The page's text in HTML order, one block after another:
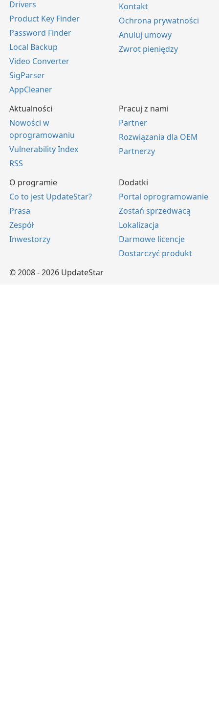
Drivers
Product Key Finder
Password Finder
Local Backup
Video Converter
SigParser
AppCleaner
Kontakt
Ochrona prywatności
Anuluj umowy
Zwrot pieniędzy
Aktualności
Nowości w
oprogramowaniu
Vulnerability Index
RSS
Pracuj z nami
Partner
Rozwiązania dla OEM
Partnerzy
O programie
Co to jest UpdateStar?
Prasa
Zespół
Inwestorzy
Dodatki
Portal oprogramowanie
Zostań sprzedwacą
Lokalizacja
Darmowe licencje
Dostarczyć produkt
© 2008 - 2026 UpdateStar